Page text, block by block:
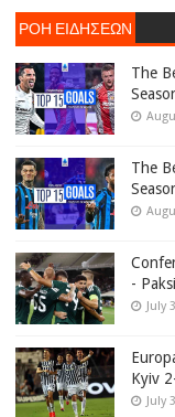
ΡΟΗ ΕΙΔΗΣΕΩΝ
The
The
-
July
Kyiv
July